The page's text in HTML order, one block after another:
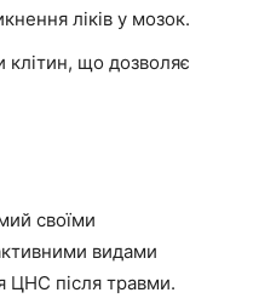
ліків у мозок.
клітин, що дозволяє
своїми
видами
ЦНС після травми.